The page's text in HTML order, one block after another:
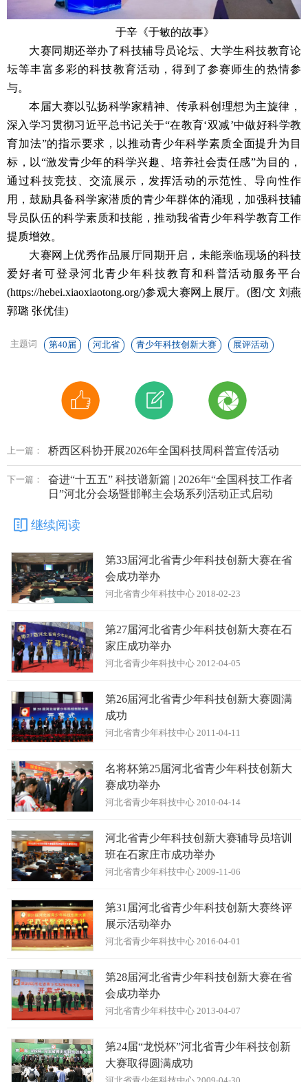
于辛《于敏的故事》
大赛同期还举办了科技辅导员论坛、大学生科技教育论
坛等丰富多彩的科技教育活动，得到了参赛师生的热情参
与。
本届大赛以弘扬科学家精神、传承科创理想为主旋律，
深入学习贯彻习近平总书记关于“在教育‘双减’中做好科学教
育加法”的指示要求，以推动青少年科学素质全面提升为目
标，以“激发青少年的科学兴趣、培养社会责任感”为目的，
通过科技竞技、交流展示，发挥活动的示范性、导向性作
用，鼓励具备科学家潜质的青少年群体的涌现，加强科技辅
导员队伍的科学素质和技能，推动我省青少年科学教育工作
提质增效。
大赛网上优秀作品展厅同期开启，未能亲临现场的科技
爱好者可登录河北青少年科技教育和科普活动服务平台
(https://hebei.xiaoxiaotong.org/)参观大赛网上展厅。(图/文 刘燕
郭璐 张优佳)
主题词 第40届 河北省 青少年科技创新大赛 展评活动
上一篇： 桥西区科协开展2026年全国科技周科普宣传活动
下一篇：
奋进“十五五” 科技谱新篇 | 2026年“全国科技工作者
日”河北分会场暨邯郸主会场系列活动正式启动
继续阅读
第33届河北省青少年科技创新大赛在省
会成功举办
河北省青少年科技中心 2018-02-23
第27届河北省青少年科技创新大赛在石
家庄成功举办
河北省青少年科技中心 2012-04-05
第26届河北省青少年科技创新大赛圆满
成功
河北省青少年科技中心 2011-04-11
名将杯第25届河北省青少年科技创新大
赛成功举办
河北省青少年科技中心 2010-04-14
河北省青少年科技创新大赛辅导员培训
班在石家庄市成功举办
河北省青少年科技中心 2009-11-06
第31届河北省青少年科技创新大赛终评
展示活动举办
河北省青少年科技中心 2016-04-01
第28届河北省青少年科技创新大赛在省
会成功举办
河北省青少年科技中心 2013-04-07
第24届“龙悦杯”河北省青少年科技创新
大赛取得圆满成功